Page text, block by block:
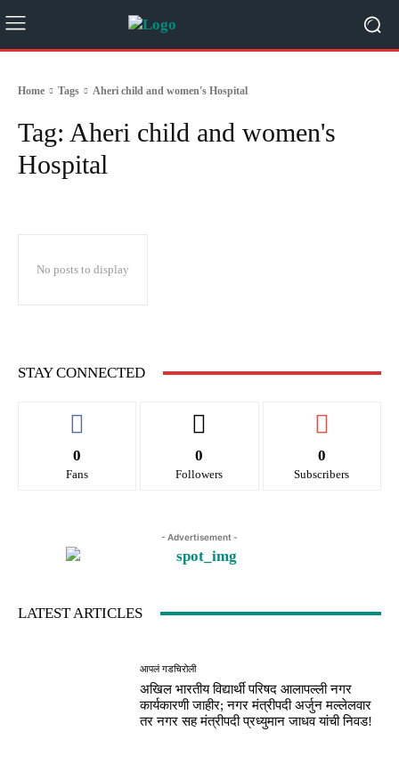
Home Tags Aheri child and women's Hospital
Tag: Aheri child and women's
Hospital
No posts to display
STAY CONNECTED
0
Fans
0
Followers
0
Subscribers
- Advertisement -
LATEST ARTICLES
आपलं गडचिरोली
अखिल भारतीय विद्यार्थी परिषद आलापल्ली नगर
कार्यकारणी जाहीर; नगर मंत्रीपदी अर्जुन मल्लेलवार
तर नगर सह मंत्रीपदी प्रध्युमान जाधव यांची निवड!